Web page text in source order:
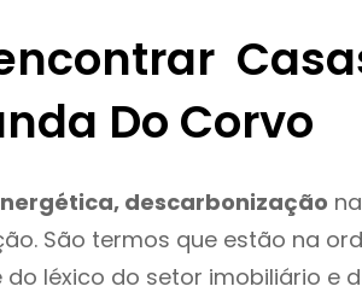
Do Corvo
descarbonização
São termos que estão na
léxico do setor imobiliário e